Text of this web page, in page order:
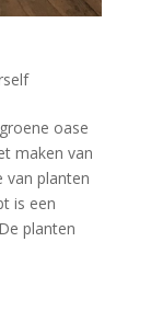
oase
maken van
van planten
is een
planten